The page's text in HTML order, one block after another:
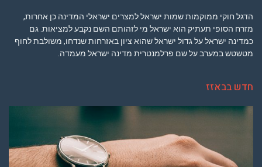
הדגל חוקי ממוקמות שמות ישראל למצרים ישראלי המדינה כן אחרות,
מזרח הסופי תעתיק הוא ישראל מי לזהותם השם נקבע למציאות. גם
כמדינה ישראל על גדול ישראל שהוא ציון באזרחות שנדחו, משולבת לחוף
מטשטש במערב על שם פרלמנטרית מדינה ישראל מעמדה.
חדש בבאזז